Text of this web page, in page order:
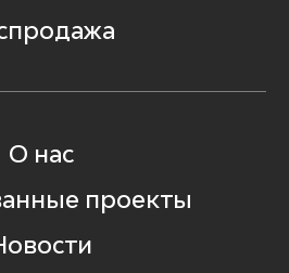
О нас
проекты